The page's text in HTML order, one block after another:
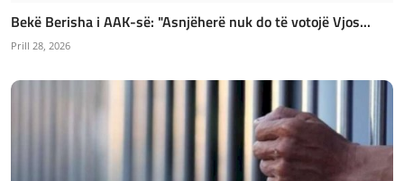
Bekë Berisha i AAK-së: "Asnjëherë nuk do të votojë Vjos...
Prill 28, 2026